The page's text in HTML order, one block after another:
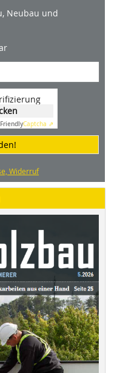
Neubau und
FriendlyCaptcha ⇗
Widerruf